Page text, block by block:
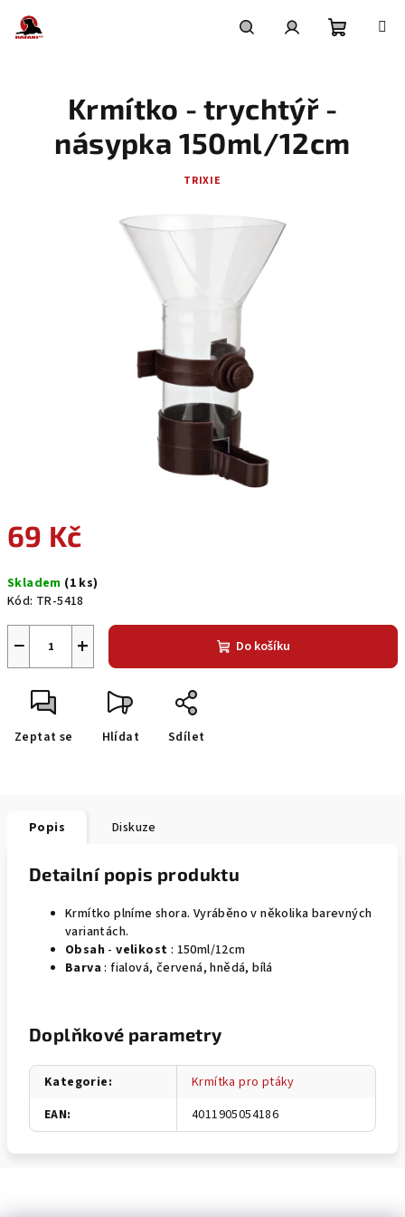
obsah
košík
69 Kč
cena:
Skladem (1 ks)
Kód: TR-5418
+
− Do košíku
Zeptat se Hlídat Sdílet
Krmítko - trychtýř -
násypka 150ml/12cm
TRIXIE
Popis Diskuze
Detailní popis produktu
Krmítko plníme shora. Vyráběno v několika barevných
variantách.
Obsah -velikost : 150ml/12cm
Barva : fialová, červená, hnědá, bílá
Doplňkové parametry
Kategorie:
Krmítka pro ptáky
EAN: 4011905054186